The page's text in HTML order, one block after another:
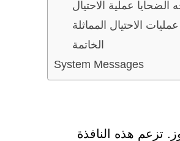
الضحايا عملية الاحتيال
الاحتيال المماثلة
الخاتمة
System Messages
تزعم هذه النافذة